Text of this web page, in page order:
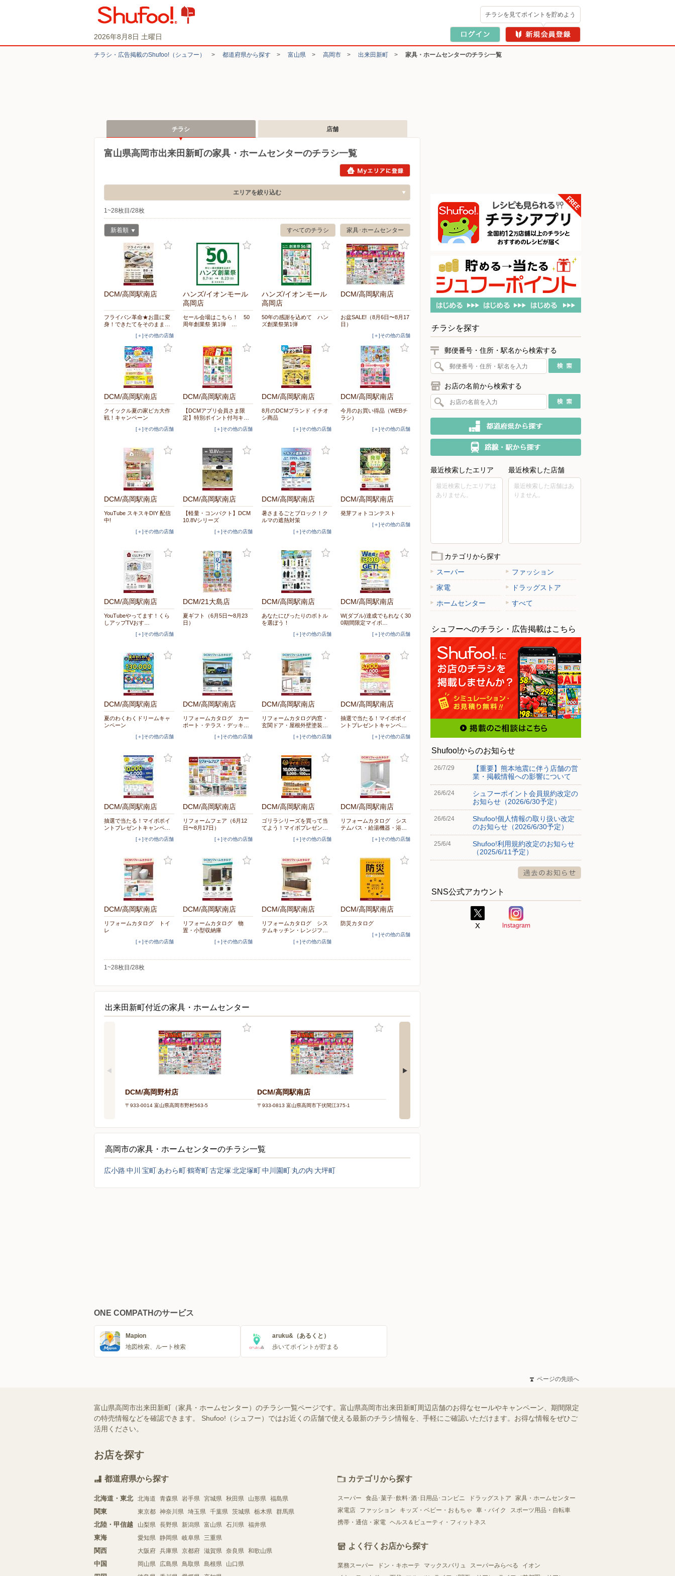
2026年8月8日 土曜日
チラシを見てポイントを貯めよう
チラシ・​広告掲載の​Shufoo!​（シュフー） > 都道府県から探す > 富山県 > 高岡市 > 出来田新町 > 家具・ホームセンターのチラシ一覧
チラシ 店舗
富山県高岡市出来田新町の家具・ホームセンターのチラシ一覧
エリアを絞り込む
1~28枚目/28枚
家具･ホームセンター
すべてのチラシ
新着順
DCM/高岡駅南店
フライパン革命★お皿に変
身！できたてをそのまま…
[＋]その他の店舗
ハンズ/イオンモール
高岡店
セール会場はこちら！ 50
周年創業祭 第1弾 …
ハンズ/イオンモール
高岡店
50年の感謝を込めて ハン
ズ創業祭第1弾
DCM/高岡駅南店
お盆SALE!（8月6日〜8月17
日）
[＋]その他の店舗
DCM/高岡駅南店
クイックル夏の家ピカ大作
戦！キャンペーン
[＋]その他の店舗
DCM/高岡駅南店
【DCMアプリ会員さま限
定】特別ポイント付与キ…
[＋]その他の店舗
DCM/高岡駅南店
8月のDCMブランド イチオ
シ商品
[＋]その他の店舗
DCM/高岡駅南店
今月のお買い得品（WEBチ
ラシ）
[＋]その他の店舗
DCM/高岡駅南店
YouTube スキスキDIY 配信
中!
[＋]その他の店舗
DCM/高岡駅南店
【軽量・コンパクト】DCM
10.8Vシリーズ
[＋]その他の店舗
DCM/高岡駅南店
暑さまるごとブロック！ク
ルマの遮熱対策
[＋]その他の店舗
DCM/高岡駅南店
発芽フォトコンテスト
[＋]その他の店舗
DCM/高岡駅南店
YouTubeやってます！くら
しアップTVおす…
[＋]その他の店舗
DCM/21大島店
夏ギフト（6月5日〜8月23
日）
DCM/高岡駅南店
あなたにぴったりのボトル
を選ぼう！
[＋]その他の店舗
DCM/高岡駅南店
W(ダブル)達成でもれなく30
0期間限定マイボ…
[＋]その他の店舗
DCM/高岡駅南店
夏のわくわくドリームキャ
ンペーン
[＋]その他の店舗
DCM/高岡駅南店
リフォームカタログ カー
ポート・テラス・デッキ…
[＋]その他の店舗
DCM/高岡駅南店
リフォームカタログ内窓・
玄関ドア・屋根外壁塗装…
[＋]その他の店舗
DCM/高岡駅南店
抽選で当たる！マイボポイ
ントプレゼントキャンペ…
[＋]その他の店舗
DCM/高岡駅南店
抽選で当たる！マイボポイ
ントプレゼントキャンペ…
[＋]その他の店舗
DCM/高岡駅南店
リフォームフェア（6月12
日〜8月17日）
[＋]その他の店舗
DCM/高岡駅南店
ゴリラシリーズを買って当
てよう！マイボプレゼン…
[＋]その他の店舗
DCM/高岡駅南店
リフォームカタログ シス
テムバス・給湯機器・浴…
[＋]その他の店舗
DCM/高岡駅南店
リフォームカタログ トイ
レ
[＋]その他の店舗
DCM/高岡駅南店
リフォームカタログ 物
置・小型収納庫
[＋]その他の店舗
DCM/高岡駅南店
リフォームカタログ シス
テムキッチン・レンジフ…
[＋]その他の店舗
DCM/高岡駅南店
防災カタログ
[＋]その他の店舗
1~28枚目/28枚
出来田新町付近の家具・ホームセンター
DCM/高岡野村店
〒933-0014 富山県高岡市野村563-5
DCM/高岡駅南店
〒933-0813 富山県高岡市下伏間江375-1
高岡市の家具・ホームセンターのチラシ一覧
広小路 中川 宝町 あわら町鶴寄町古定塚 北定塚町中川園町 丸の内 大坪町
チラシを探す
郵便番号・住所・駅名から検索する
お店の名前から検索する
最近検索したエリア
最近検索したエリアは
ありません。
最近検索した店舗
最近検索した店舗はあ
りません。
カテゴリから探す
スーパー
ファッション
家電
ドラッグストア
ホームセンター
すべて
シュフーへのチラシ・広告掲載はこちら
Shufoo!からのお知らせ
26/7/29
【重要】熊本地震に伴う店舗の営
業・掲載情報への影響について
26/6/24
シュフーポイント会員規約改定の
お知らせ（2026/6/30予定）
26/6/24
Shufoo!個人情報の取り扱い改定
のお知らせ（2026/6/30予定）
25/6/4
Shufoo!利用規約改定のお知らせ
（2025/6/11予定）
SNS公式アカウント
ONE COMPATHのサービス
Mapion
地図検索、ルート検索
aruku&（あるくと）
歩いてポイントが貯まる
ページの先頭へ
富山県高岡市出来田新町（家具・ホームセンター）のチラシ一覧ページです。富山県高岡市出来田新町周辺店舗のお得なセールやキャンペーン、期間限定
の特売情報などを確認できます。 Shufoo!（シュフー）ではお近くの店舗で使える最新のチラシ情報を、手軽にご確認いただけます。お得な情報をぜひご
活用ください。
お店を探す
都道府県から探す
北海道・東北 北海道 青森県 岩手県 宮城県 秋田県 山形県 福島県
関東 東京都 神奈川県 埼玉県 千葉県 茨城県 栃木県 群馬県
北陸・甲信越 山梨県 長野県 新潟県 富山県 石川県 福井県
東海 愛知県 静岡県 岐阜県 三重県
関西 大阪府 兵庫県 京都府 滋賀県 奈良県 和歌山県
中国 岡山県 広島県 鳥取県 島根県 山口県
カテゴリから探す
スーパー 食品･菓子･飲料･酒･日用品･コンビニ ドラッグストア
家具・ホームセンター
家電店
ファッション キッズ・ベビー・おもちゃ 車・バイク
スポーツ用品・自転車
携帯・通信・家電 ヘルス＆ビューティ・フィットネス
よく行くお店から探す
業務スーパー ドン・キホーテ マックスバリュ スーパーみらべる
イオン